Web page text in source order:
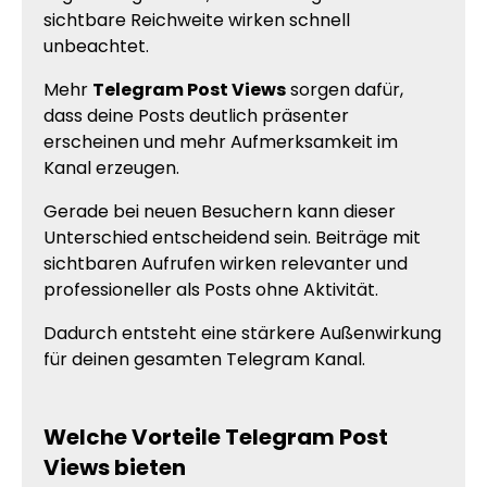
sichtbare Reichweite wirken schnell
unbeachtet.
Mehr Telegram Post Viewssorgen dafür,
dass deine Posts deutlich präsenter
erscheinen und mehr Aufmerksamkeit im
Kanal erzeugen.
Gerade bei neuen Besuchern kann dieser
Unterschied entscheidend sein. Beiträge mit
sichtbaren Aufrufen wirken relevanter und
professioneller als Posts ohne Aktivität.
Dadurch entsteht eine stärkere Außenwirkung
für deinen gesamten Telegram Kanal.
Welche Vorteile Telegram Post
Views bieten